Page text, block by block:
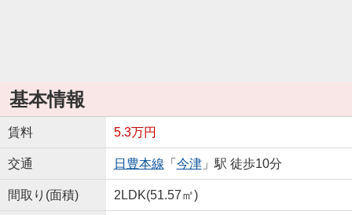
基本情報
賃料 5.3万円
交通 日豊本線 「 今津」駅 徒歩10分
間取り(面積) 2LDK(51.57㎡)